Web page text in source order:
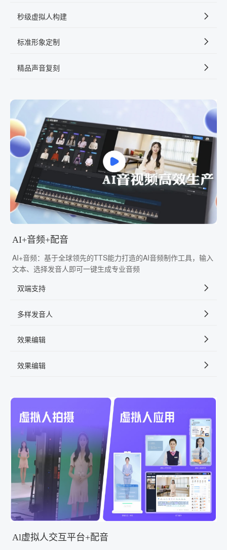
秒级虚拟人构建
标准形象定制
精品声音复刻
AI+音频+配音
AI+音频：基于全球领先的TTS能力打造的AI音频制作工具，输入
文本、选择发音人即可一键生成专业音频
双端支持
多样发音人
效果编辑
效果编辑
Al虚拟人交互平台+配音